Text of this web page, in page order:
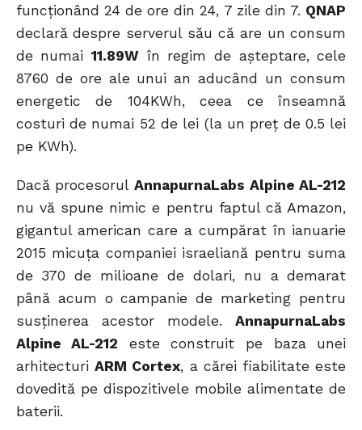
funcționând 24 de ore din 24, 7 zile din 7. QNAP
declară despre serverul său că are un consum
de numai 11.89Wîn regim de așteptare, cele
8760 de ore ale unui an aducând un consum
energetic de 104KWh, ceea ce înseamnă
costuri de numai 52 de lei (la un preț de 0.5 lei
pe KWh).
Dacă procesorul AnnapurnaLabs Alpine AL-212
nu vă spune nimic e pentru faptul că Amazon,
gigantul american care a cumpărat în ianuarie
2015 micuța companiei israeliană pentru suma
de 370 de milioane de dolari, nu a demarat
până acum o campanie de marketing pentru
susținerea acestor modele.AnnapurnaLabs
Alpine AL-212 este construit pe baza unei
arhitecturi ARM Cortex, a cărei fiabilitate este
dovedită pe dispozitivele mobile alimentate de
baterii.